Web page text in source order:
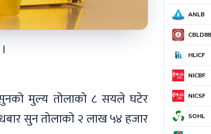
सुनको मुल्य तोलाको ८ सयले घटेर
सुन तोलाको २ लाख ५४ हजार